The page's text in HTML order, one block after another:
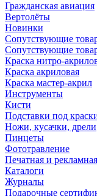
Гражданская авиация
Вертолёты
Новинки
Сопутствующие
Сопутствующие
Краска нитро-
Краска акриловая
Краска мастер-акрил
Инструменты
Кисти
Подставки под
Ножи, кусачки, дрели
Пинцеты
Фототравление
Печатная и
Каталоги
Журналы
Подарочные